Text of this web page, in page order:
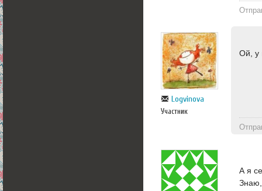
Logvinova
Участник
Ой, у
А я
Знаю,